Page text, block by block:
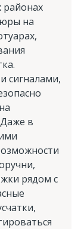
районах
на
сигналами,
в
рядом с